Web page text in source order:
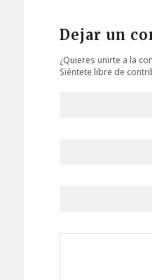
Dejar un
¿Quieres unirte a la
Siéntete libre de